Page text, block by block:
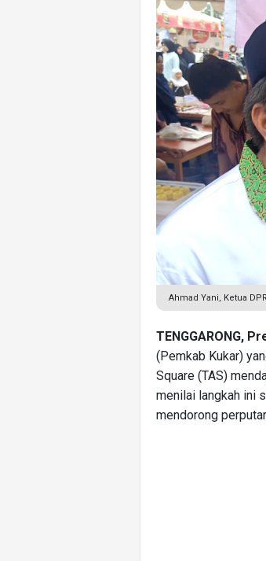
Ahmad Yani, Ketua
TENGGARONG,
(Pemkab Kukar)
Square (TAS)
menilai langkah ini
mendorong